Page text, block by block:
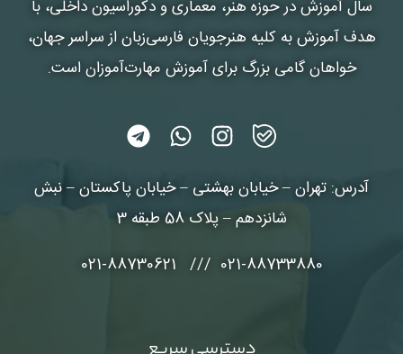
سال آموزش در حوزه هنر، معماری و دکوراسیون داخلی، با
هدف آموزش به کلیه هنرجویان فارسی‌زبان از سراسر جهان،
خواهان گامی بزرگ برای آموزش مهارت‌آموزان است.
آدرس: تهران – خیابان بهشتی – خیابان پاکستان – نبش
شانزدهم – پلاک 58 طبقه 3
021-88733880 /// 021-88730621